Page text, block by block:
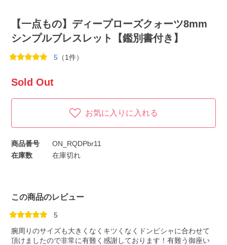
【一点もの】ディープローズクォーツ8mm
シンプルブレスレット【鑑別書付き】
5 （1件）
Sold Out
お気に入りに入れる
商品番号
ON_RQDPbr11
在庫数
在庫切れ
この商品のレビュー
5
腕周りのサイズも大きくなくキツくなくドンピシャに合わせて
頂けましたので非常に有難く感謝しております！有難う御座い